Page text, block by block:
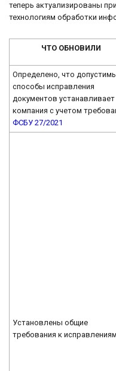
теперь актуализированы
технологиям обработки
ЧТО ОБНОВИЛИ
Определено, что
способы исправления
документов устанавливает
компания с учетом
ФСБУ 27/2021
Установлены общие
требования к исправлениям